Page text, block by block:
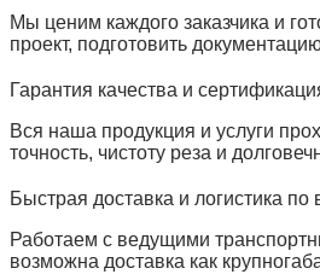
Мы ценим каждого заказчика и
проект, подготовить
Гарантия качества и
Вся наша продукция и услуги
точность, чистоту реза и
Быстрая доставка и логистика по
Работаем с ведущими
возможна доставка как